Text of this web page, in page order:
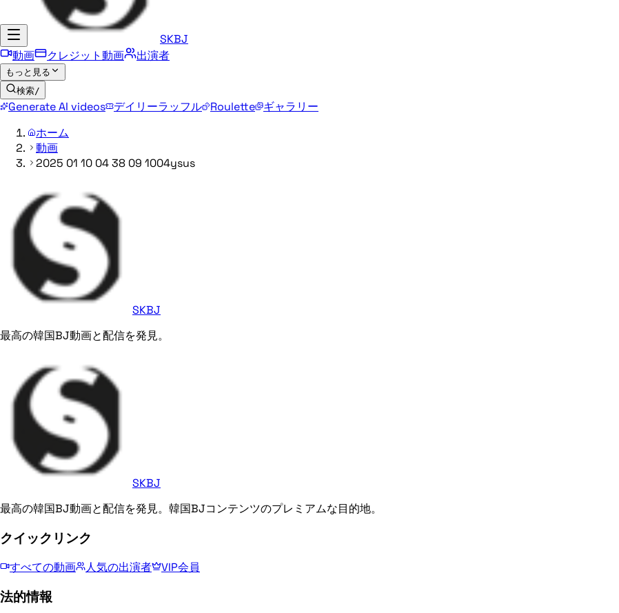
SKBJ
動画
クレジット動画 出演者
もっと見る
検索/
Generate AI videos デイリーラッフル Roulette
ギャラリー
ホーム
動画
2025 01 10 04 38 09 1004ysus
SKBJ
最高の韓国BJ動画と配信を発見。
SKBJ
最高の韓国BJ動画と配信を発見。韓国BJコンテンツのプレミアムな目的地。
クイックリンク
すべての動画 人気の出演者 VIP会員
法的情報